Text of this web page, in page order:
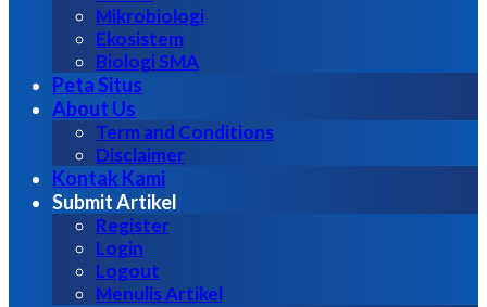
Mikrobiologi
Ekosistem
Biologi SMA
Peta Situs
About Us
Term and Conditions
Disclaimer
Kontak Kami
Submit Artikel
Register
Login
Logout
Menulis Artikel